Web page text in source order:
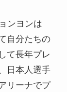
ンヨンは
自分たちの
て長年プレ
日本人選手
リーナでプ